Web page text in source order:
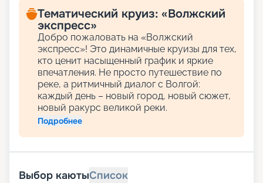
Тематический круиз: «Волжский
экспресс»
Добро пожаловать на «Волжский
экспресс»! Это динамичные круизы для тех,
кто ценит насыщенный график и яркие
впечатления. Не просто путешествие по
реке, а ритмичный диалог с Волгой:
каждый день – новый город, новый сюжет,
новый ракурс великой реки.
Подробнее
Выбор каютыСписок